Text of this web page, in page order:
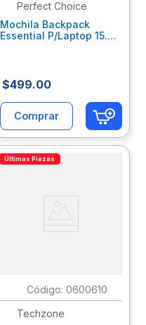
Perfect Choice
Mochila Backpack
Essential P/Laptop 15.6-
$499.00
Comprar
Últimas Piezas
: 0600610
Techzone